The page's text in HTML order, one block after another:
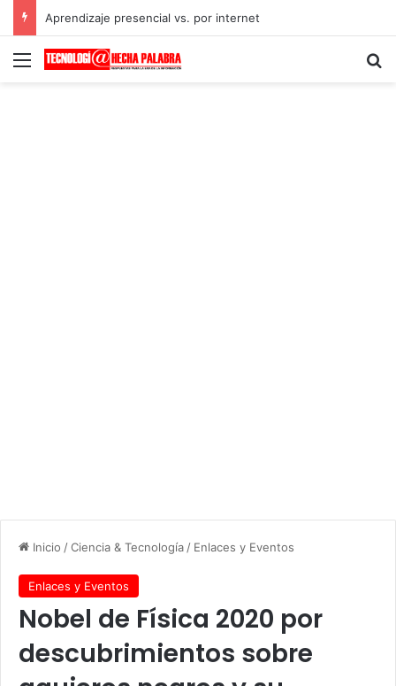
Aprendizaje presencial vs. por internet
Menú
Inicio /Ciencia & Tecnología / Enlaces y Eventos
Enlaces y Eventos
Nobel de Física 2020 por
descubrimientos sobre